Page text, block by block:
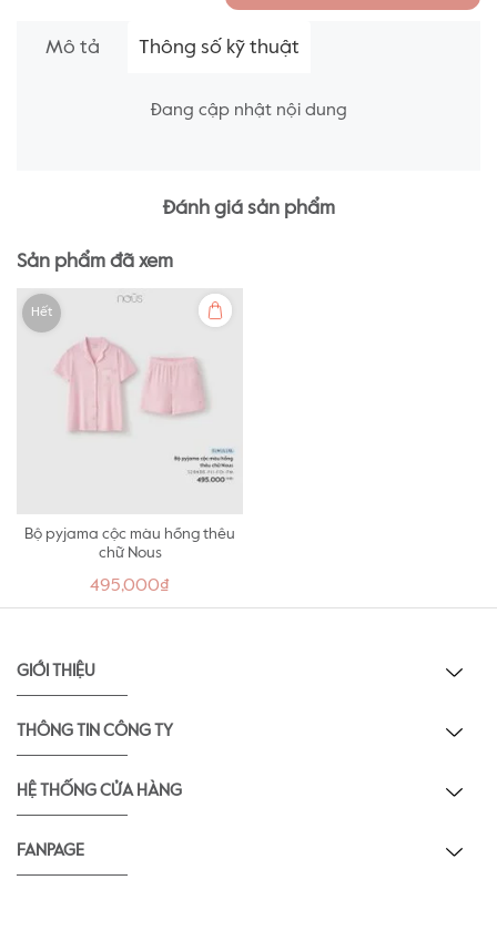
Mô tả Thông số kỹ thuật
Đang cập nhật nội dung
Đánh giá sản phẩm
Sản phẩm đã xem
Hết
Bộ pyjama cộc màu hồng thêu
chữ Nous
495,000₫
GIỚI THIỆU
THÔNG TIN CÔNG TY
HỆ THỐNG CỬA HÀNG
FANPAGE